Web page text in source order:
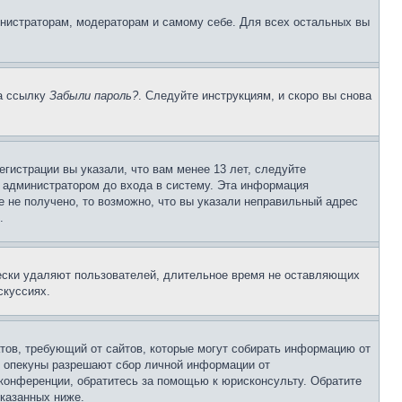
модераторам и самому себе. Для всех остальных вы
ссылку Забыли пароль?. Следуйте инструкциям, и скоро вы снова
вы указали, что вам менее 13 лет, следуйте
до входа в систему. Эта информация
получено, то возможно, что вы указали неправильный адрес
удаляют пользователей, длительное время не оставляющих
требующий от сайтов, которые могут собирать информацию от
разрешают сбор личной информации от
обратитесь за помощью к юрисконсульту. Обратите
ниже.